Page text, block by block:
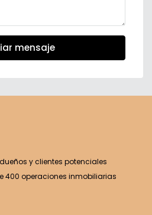
mensaje
y clientes potenciales
400 operaciones inmobiliarias